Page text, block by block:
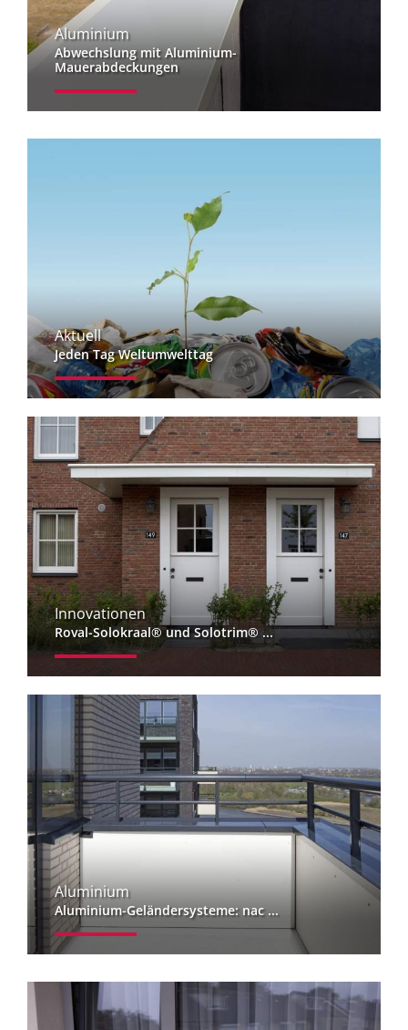
Aluminium
Abwechslung mit Aluminium-
Mauerabdeckungen
Aktuell
Jeden Tag Weltumwelttag
Innovationen
Roval-Solokraal® und Solotrim® ...
Aluminium
Aluminium-Geländersysteme: nac ...